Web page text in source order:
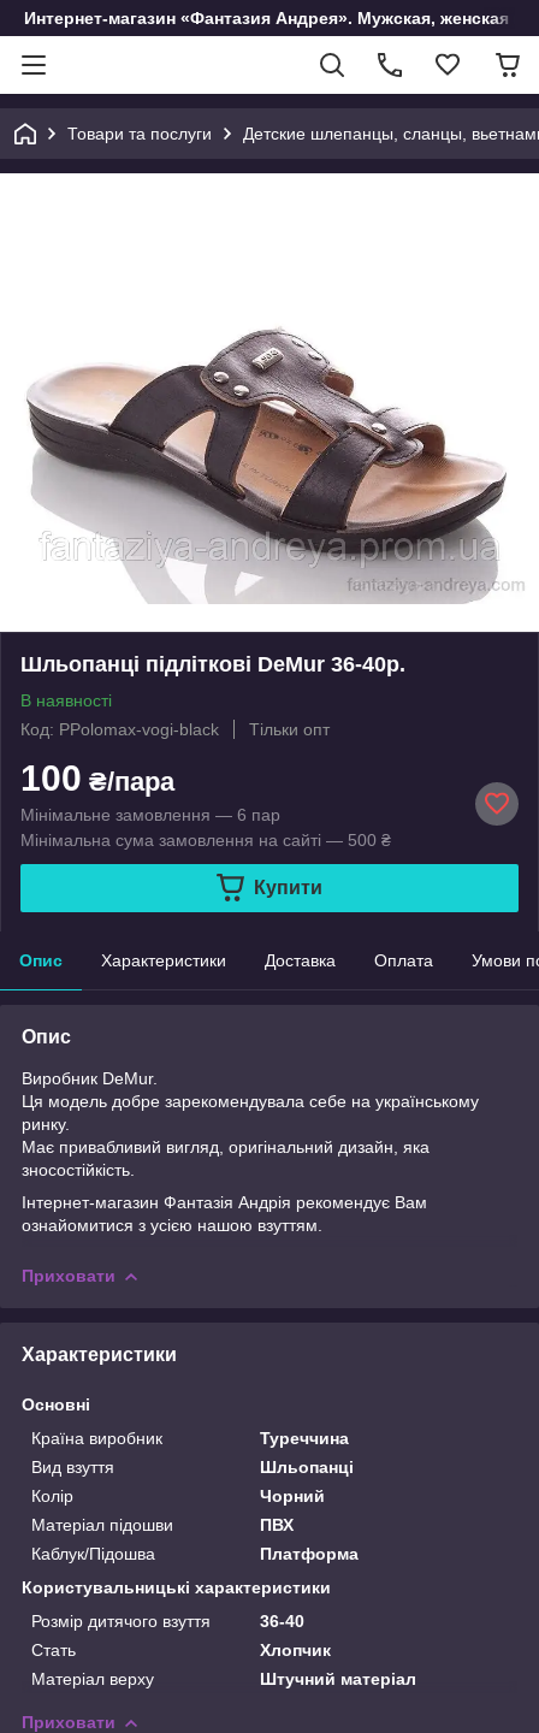
Интернет-магазин «Фантазия Андрея». Мужская, женская и
Товари та послуги Детские шлепанцы, сланцы,
Шльопанці підліткові DeMur 36-40р.
В наявності
Код: PPolomax-vogi-black
Тільки опт
100 ₴/пара
Мінімальне замовлення — 6 пар
Мінімальна сума замовлення на сайті — 500 ₴
Купити
Опис Характеристики Доставка Оплата Умови
Опис
Виробник DeMur.
Ця модель добре зарекомендувала себе на українському
ринку.
Має привабливий вигляд, оригінальний дизайн, яка
зносостійкість.
Інтернет-магазин Фантазія Андрія рекомендує Вам
ознайомитися з усією нашою взуттям.
Приховати
Характеристики
Основні
Країна виробник
Туреччина
Вид взуття
Шльопанці
Колір
Чорний
Матеріал підошви
ПВХ
Каблук/Підошва
Платформа
Користувальницькі характеристики
Розмір дитячого взуття
36-40
Стать
Хлопчик
Матеріал верху
Штучний матеріал
Приховати